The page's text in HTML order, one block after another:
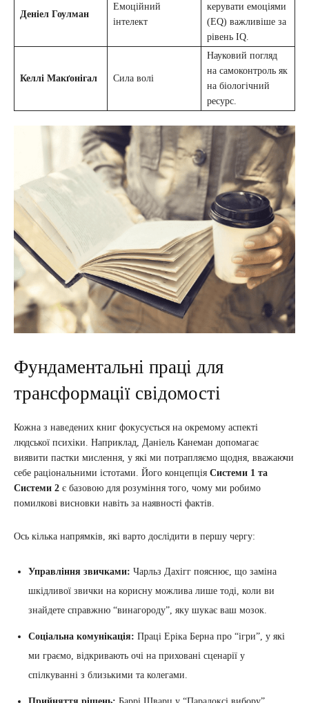
Деніел Гоулман
Емоційний
інтелект
керувати емоціями
(EQ) важливіше за
рівень IQ.
Келлі Макґонігал Сила волі
Науковий погляд
на самоконтроль як
на біологічний
ресурс.
Фундаментальні праці для
трансформації свідомості
Кожна з наведених книг фокусується на окремому аспекті
людської психіки. Наприклад, Даніель Канеман допомагає
виявити пастки мислення, у які ми потрапляємо щодня, вважаючи
себе раціональними істотами. Його концепція Системи 1 та
Системи 2 є базовою для розуміння того, чому ми робимо
помилкові висновки навіть за наявності фактів.
Ось кілька напрямків, які варто дослідити в першу чергу:
Управління звичками: Чарльз Дахігг пояснює, що заміна
шкідливої звички на корисну можлива лише тоді, коли ви
знайдете справжню “винагороду”, яку шукає ваш мозок.
Соціальна комунікація: Праці Еріка Берна про “ігри”, у які
ми граємо, відкривають очі на приховані сценарії у
спілкуванні з близькими та колегами.